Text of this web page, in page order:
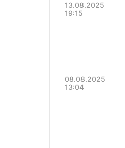
13.08.2025
19:15
08.08.2025
13:04